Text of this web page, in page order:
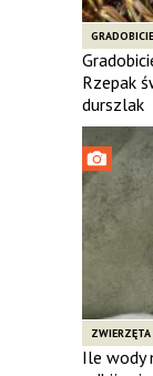
GRADOBICIE
Rzepak
durszlak
ZWIERZĘTA
Ile wody